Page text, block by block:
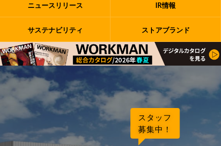
ニュースリリース IR情報
サステナビリティ ストアブランド
スタッフ
募集中！